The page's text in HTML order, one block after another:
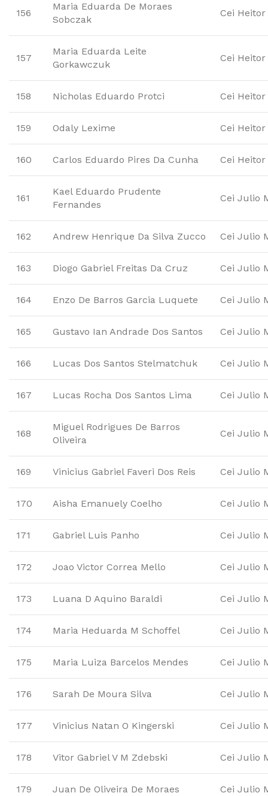
156
Maria Eduarda De Moraes
Sobczak
Cei
157
Maria Eduarda Leite
Gorkawczuk
Cei
158 Nicholas Eduardo Protci Cei
159 Odaly Lexime Cei
160 Carlos Eduardo Pires Da Cunha Cei
161
Kael Eduardo Prudente
Fernandes
Cei Julio
162 Andrew Henrique Da Silva Zucco Cei Julio
163 Diogo Gabriel Freitas Da Cruz Cei Julio
164 Enzo De Barros Garcia Luquete Cei Julio
165 Gustavo Ian Andrade Dos Santos Cei Julio
166 Lucas Dos Santos Stelmatchuk Cei Julio
167 Lucas Rocha Dos Santos Lima Cei Julio
168
Miguel Rodrigues De Barros
Oliveira
Cei Julio
169 Vinicius Gabriel Faveri Dos Reis Cei Julio
170 Aisha Emanuely Coelho Cei Julio
171 Gabriel Luis Panho Cei Julio
172 Joao Victor Correa Mello Cei Julio
173 Luana D Aquino Baraldi Cei Julio
174 Maria Heduarda M Schoffel Cei Julio
175 Maria Luiza Barcelos Mendes Cei Julio
176 Sarah De Moura Silva Cei Julio
177 Vinicius Natan O Kingerski Cei Julio
178 Vitor Gabriel V M Zdebski Cei Julio
179 Juan De Oliveira De Moraes Cei Julio